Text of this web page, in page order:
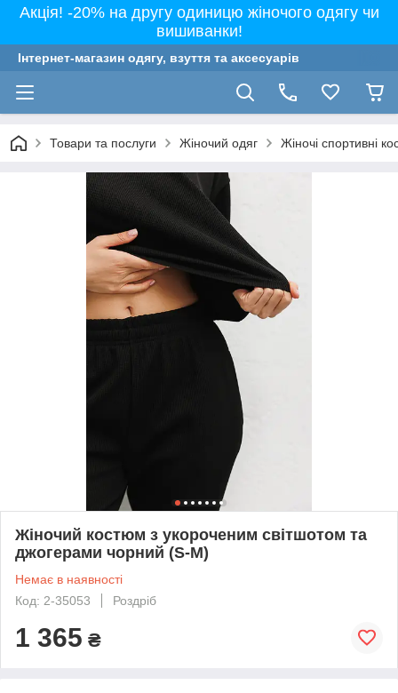
Акція! -20% на другу одиницю жіночого одягу чи
вишиванки!
Інтернет-магазин одягу, взуття та аксесуарів
Товари та послуги Жіночий одяг Жіночі спортивні
Жіночий костюм з укороченим світшотом та
джогерами чорний (S-M)
Немає в наявності
Код: 2-35053
Роздріб
1 365 ₴